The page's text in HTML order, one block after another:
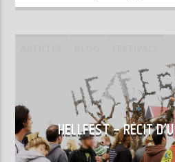
HELLFEST – RÉCIT